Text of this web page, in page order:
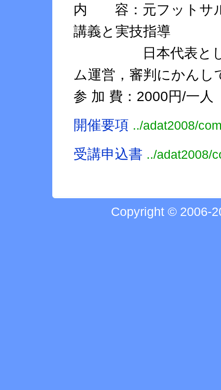
内 容：元フットサル
講義と実技指導
日本代表として
ム運営，審判にかんし
参 加 費：2000円/一人
開催要項 ../adat2008/
受講申込書 ../adat2008/
Copyright © 2006-